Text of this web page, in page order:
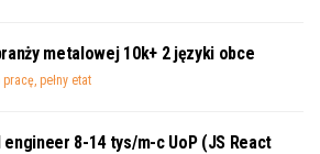
metalowej 10k+ 2 języki obce
pełny etat
8-14 tys/m-c UoP (JS React